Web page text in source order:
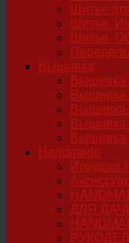
Шитье
Шитье.
Шитье.
Вышивка
Вышивка
Вышивка
Вышивка
Вышивка
Вышивка
Handmade
Игрушки
ДЛЯ